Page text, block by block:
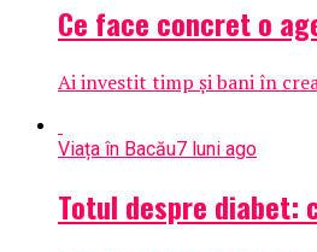
Ce face concret o
Ai investit timp și bani în
Viața în Bacău7 luni ago
Totul despre diabet: